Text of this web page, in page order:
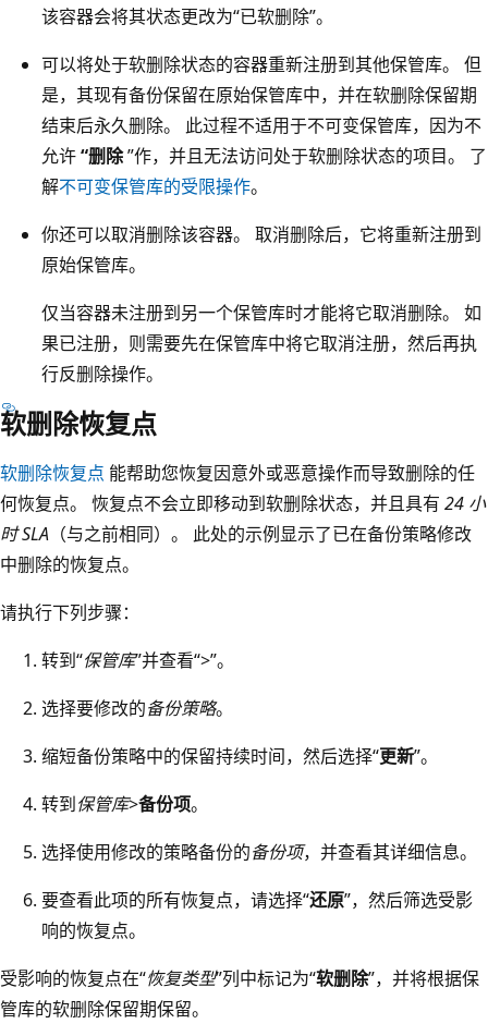
该容器会将其状态更改为“已软删除”。
可以将处于软删除状态的容器重新注册到其他保管库。 但
是，其现有备份保留在原始保管库中，并在软删除保留期
结束后永久删除。 此过程不适用于不可变保管库，因为不
允许“删除”作，并且无法访问处于软删除状态的项目。 了
解不可变保管库的受限操作。
你还可以取消删除该容器。 取消删除后，它将重新注册到
原始保管库。
仅当容器未注册到另一个保管库时才能将它取消删除。 如
果已注册，则需要先在保管库中将它取消注册，然后再执
行反删除操作。
软删除恢复点
软删除恢复点 能帮助您恢复因意外或恶意操作而导致删除的任
何恢复点。 恢复点不会立即移动到软删除状态，并且具有 24 小
时 SLA （与之前相同）。 此处的示例显示了已在备份策略修改
中删除的恢复点。
请执行下列步骤：
转到“保管库”并查看“>”。
选择要修改的备份策略。
缩短备份策略中的保留持续时间，然后选择“更新”。
转到保管库>备份项。
选择使用修改的策略备份的备份项，并查看其详细信息。
要查看此项的所有恢复点，请选择“还原”，然后筛选受影
响的恢复点。
受影响的恢复点在“恢复类型”列中标记为“软删除”，并将根据保
管库的软删除保留期保留。